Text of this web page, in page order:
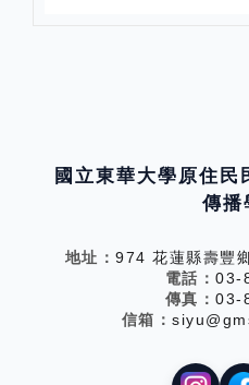
國立東華大學原住
傳播
地址：974 花蓮縣壽豐
電話： 03-
傳真： 03-
信箱：